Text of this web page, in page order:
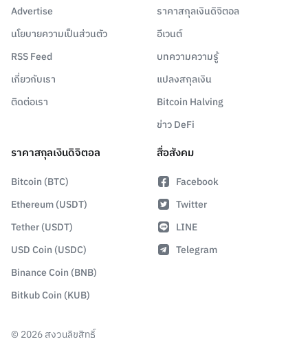
Advertise
นโยบายความเป็นส่วนตัว
RSS Feed
เกี่ยวกับเรา
ติดต่อเรา
ราคาสกุลเงินดิจิตอล
อีเวนต์
บทความความรู้
แปลงสกุลเงิน
Bitcoin Halving
ข่าว DeFi
ราคาสกุลเงินดิจิตอล
Bitcoin (BTC)
Ethereum (USDT)
Tether (USDT)
USD Coin (USDC)
Binance Coin (BNB)
Bitkub Coin (KUB)
สื่อสังคม
Facebook
Twitter
LINE
Telegram
© 2026สงวนลิขสิทธิ์